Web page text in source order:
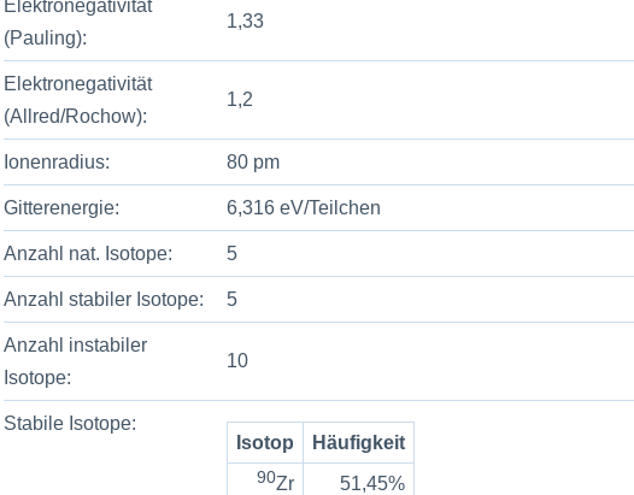
Elektronegativität
(Pauling):
1,33
Elektronegativität
(Allred/Rochow):
1,2
Ionenradius: 80 pm
Gitterenergie: 6,316 eV/Teilchen
Anzahl nat. Isotope: 5
Anzahl stabiler Isotope: 5
Anzahl instabiler
Isotope:
10
Stabile Isotope:
Isotop
Häufigkeit
90Zr 51,45%